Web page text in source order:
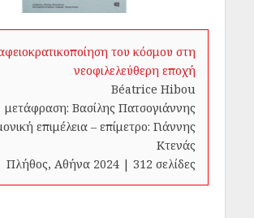
του κόσμου στη
νεοφιλελεύθερη εποχή
Béatrice Hibou
μετάφραση: Βασίλης Πατσογιάννης
επιμέλεια – επίμετρο: Γιάννης
Κτενάς
Πλήθος, Αθήνα 2024 | 312 σελίδες